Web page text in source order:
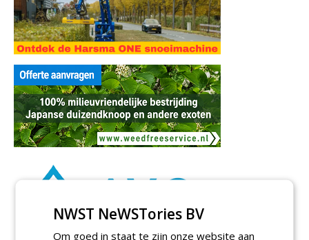
NWST NeWSTories BV
Om goed in staat te zijn onze website aan